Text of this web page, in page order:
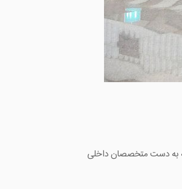
‌به دست متخصصان داخلی